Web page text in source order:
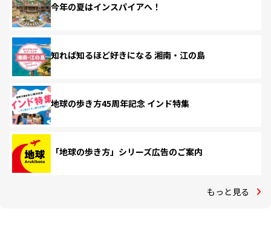
今年の夏はインスパイアへ！
知れば知るほど好きになる 湘南・江の島
地球の歩き方45周年記念 インド特集
「地球の歩き方」シリーズ広告のご案内
もっと見る